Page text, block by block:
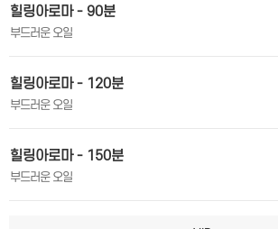
힐링아로마 - 90분
부드러운 오일
힐링아로마 - 120분
부드러운 오일
힐링아로마 - 150분
부드러운 오일